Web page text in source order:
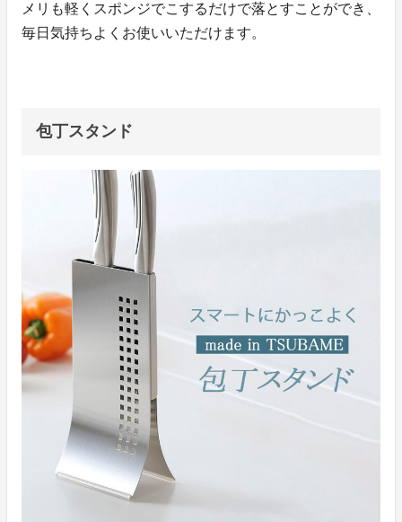
メリも軽くスポンジでこするだけで落とすことができ、
毎日気持ちよくお使いいただけます。
包丁スタンド